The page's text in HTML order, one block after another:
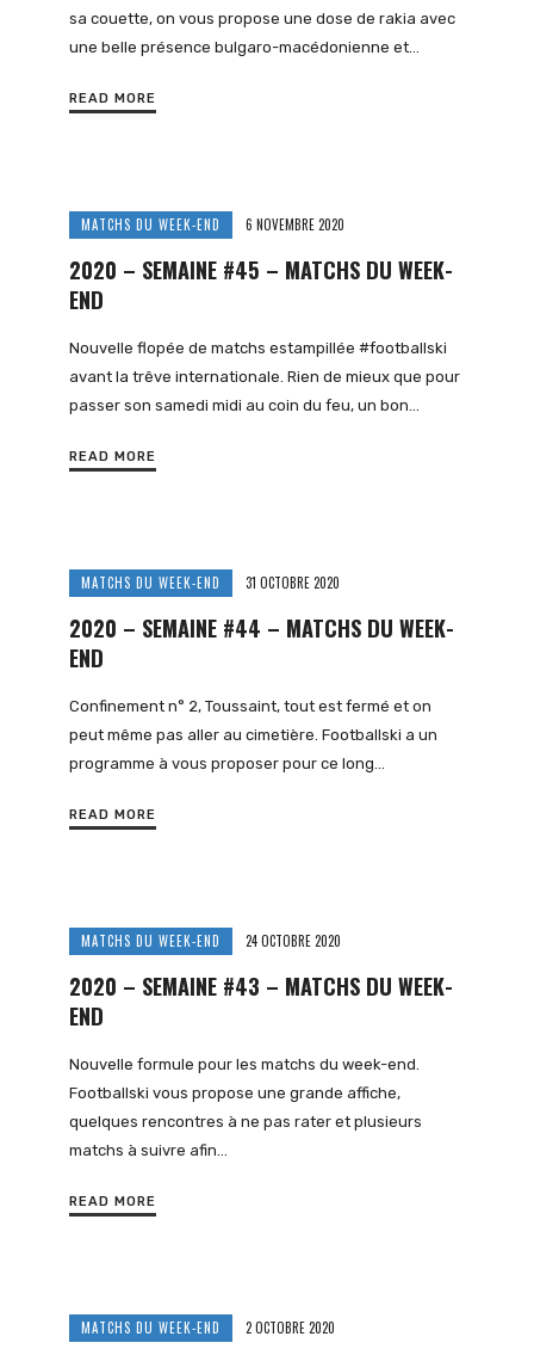
sa couette, on vous propose une dose de rakia avec
une belle présence bulgaro-macédonienne et…
READ MORE
MATCHS DU WEEK-END 6 NOVEMBRE 2020
2020 – SEMAINE #45 – MATCHS DU WEEK-
END
Nouvelle flopée de matchs estampillée #footballski
avant la trêve internationale. Rien de mieux que pour
passer son samedi midi au coin du feu, un bon…
READ MORE
MATCHS DU WEEK-END 31 OCTOBRE 2020
2020 – SEMAINE #44 – MATCHS DU WEEK-
END
Confinement n° 2, Toussaint, tout est fermé et on
peut même pas aller au cimetière. Footballski a un
programme à vous proposer pour ce long…
READ MORE
MATCHS DU WEEK-END 24 OCTOBRE 2020
2020 – SEMAINE #43 – MATCHS DU WEEK-
END
Nouvelle formule pour les matchs du week-end.
Footballski vous propose une grande affiche,
quelques rencontres à ne pas rater et plusieurs
matchs à suivre afin…
READ MORE
MATCHS DU WEEK-END 2 OCTOBRE 2020